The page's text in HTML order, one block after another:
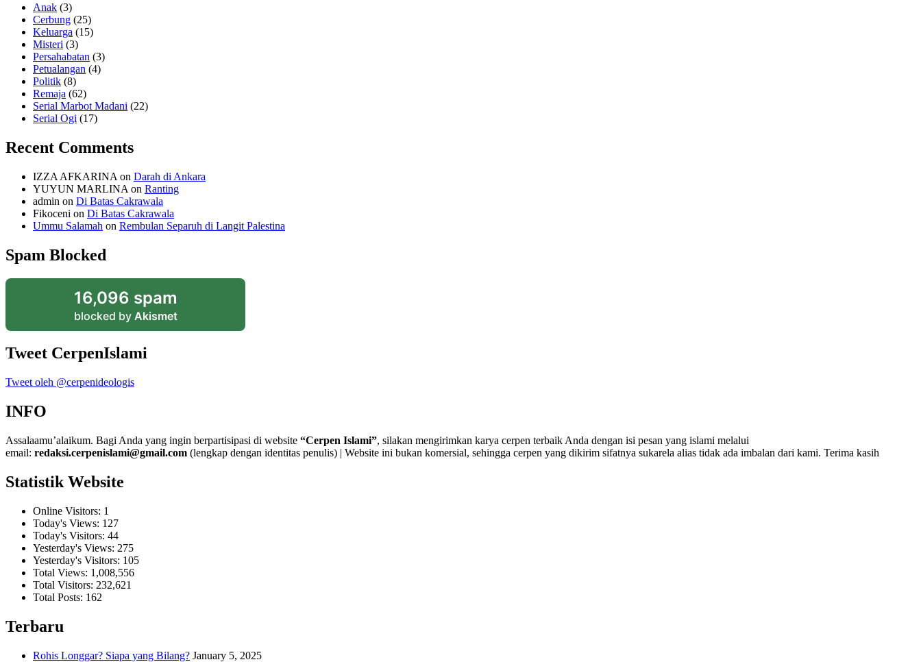
Anak (3)
Cerbung (25)
Keluarga (15)
Misteri (3)
Persahabatan (3)
Petualangan (4)
Politik (8)
Remaja (62)
Serial Marbot Madani (22)
Serial Ogi (17)
Recent Comments
IZZA AFKARINA on Darah di Ankara
YUYUN MARLINA on Ranting
admin on Di Batas Cakrawala
Fikoceni on Di Batas Cakrawala
Ummu Salamah on Rembulan Separuh di Langit Palestina
Spam Blocked
16,096 spam
blocked by Akismet
Tweet CerpenIslami
Tweet oleh @cerpenideologis
INFO
Assalaamu’alaikum. Bagi Anda yang ingin berpartisipasi di website “Cerpen Islami”, silakan mengirimkan karya cerpen terbaik Anda dengan isi pesan yang islami melalui
email: redaksi.cerpenislami@gmail.com (lengkap dengan identitas penulis) | Website ini bukan komersial, sehingga cerpen yang dikirim sifatnya sukarela alias tidak ada imbalan dari kami. Terima kasih
Statistik Website
Online Visitors: 1
Today's Views: 127
Today's Visitors: 44
Yesterday's Views: 275
Yesterday's Visitors: 105
Total Views: 1,008,556
Total Visitors: 232,621
Total Posts: 162
Terbaru
Rohis Longgar? Siapa yang Bilang? January 5, 2025